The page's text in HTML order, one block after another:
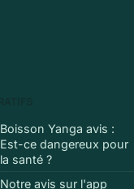
Boisson Yanga avis :
Est-ce dangereux pour
la santé ?
Notre avis sur l'app